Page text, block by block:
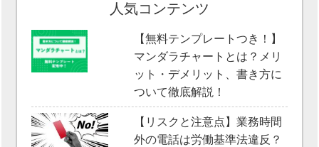
人気コンテンツ
【無料テンプレートつき！】
マンダラチャートとは？メリ
ット・デメリット、書き方に
ついて徹底解説！
【リスクと注意点】業務時間
外の電話は労働基準法違反？